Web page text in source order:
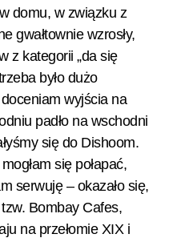
domu, w związku z
gwałtownie wzrosły,
z kategorii „da się
było dużo
wyjścia na
padło na wschodni
się do Dishoom.
się połapać,
serwuję – okazało się,
Bombay Cafes,
na przełomie XIX i